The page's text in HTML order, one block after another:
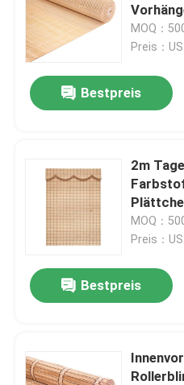
MOQ：
Preis：
Bestpreis
2m
MOQ：
Preis：
Bestpreis